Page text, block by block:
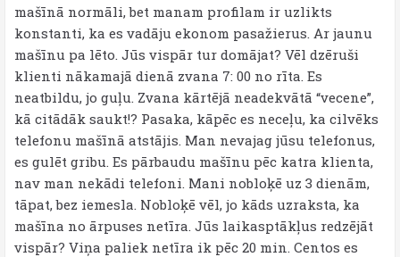
mašīnā normāli, bet manam profilam ir uzlikts
konstanti, ka es vadāju ekonom pasažierus. Ar jaunu
mašīnu pa lēto. Jūs vispār tur domājat? Vēl dzēruši
klienti nākamajā dienā zvana 7: 00 no rīta. Es
neatbildu, jo guļu. Zvana kārtējā neadekvātā “vecene”,
kā citādāk saukt!? Pasaka, kāpēc es neceļu, ka cilvēks
telefonu mašīnā atstājis. Man nevajag jūsu telefonus,
es gulēt gribu. Es pārbaudu mašīnu pēc katra klienta,
nav man nekādi telefoni. Mani nobloķē uz 3 dienām,
tāpat, bez iemesla. Nobloķē vēl, jo kāds uzraksta, ka
mašīna no ārpuses netīra. Jūs laikasptākļus redzējāt
vispār? Viņa paliek netīra ik pēc 20 min. Centos es